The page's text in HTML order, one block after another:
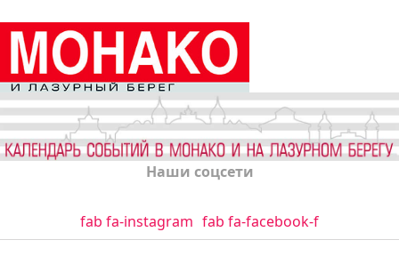
Наши соцсети
fab fa-instagram fab fa-facebook-f